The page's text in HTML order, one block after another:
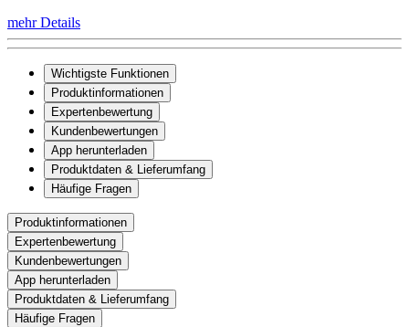
mehr Details
Wichtigste Funktionen
Produktinformationen
Expertenbewertung
Kundenbewertungen
App herunterladen
Produktdaten & Lieferumfang
Häufige Fragen
Produktinformationen
Expertenbewertung
Kundenbewertungen
App herunterladen
Produktdaten & Lieferumfang
Häufige Fragen